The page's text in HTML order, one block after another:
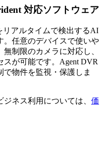
対応ソフトウェア
リアルタイムで検出するAI
。任意のデバイスで使いや
制限のカメラに対応し、
が可能です。Agent DVR
で物件を監視・保護しま
ネス利用については、 価